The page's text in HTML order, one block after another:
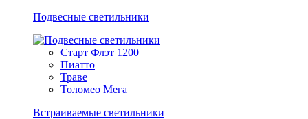
Подвесные светильники
Старт Флэт 1200
Пиатто
Траве
Толомео Мега
Встраиваемые светильники